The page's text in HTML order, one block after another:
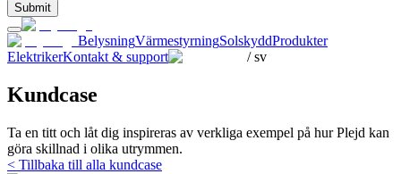
Submit
BelysningVärmestyrningSolskyddProdukter
ElektrikerKontakt & support /sv
Kundcase
Ta en titt och låt dig inspireras av verkliga exempel på hur Plejd kan
göra skillnad i olika utrymmen.
< Tillbaka till alla kundcase